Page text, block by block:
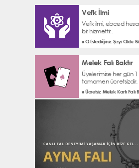
Vefk İlmi
Vefk ilmi, ebced
bir hizmettir.
» O İstediğiniz Şeyi Oldu
Melek Falı Baktır
Üyelerimize her gün 1
tamamen ücretsizdir.
» Ücretsiz Melek Kartı Falı